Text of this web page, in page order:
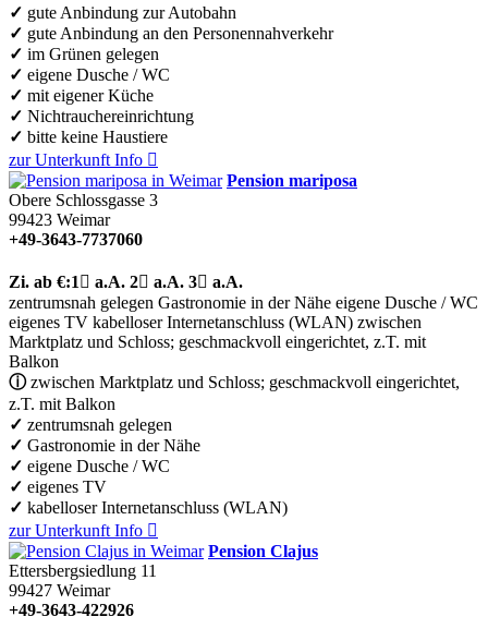
✓ gute Anbindung zur Autobahn
✓ gute Anbindung an den Personennahverkehr
✓ im Grünen gelegen
✓ eigene Dusche / WC
✓ mit eigener Küche
✓ Nichtrauchereinrichtung
✓ bitte keine Haustiere
zur Unterkunft Info 
Pension mariposa
Obere Schlossgasse 3
99423 Weimar
+49-3643-7737060
Zi. ab €:1  a.A. 2 a.A. 3 a.A.
zentrumsnah gelegen Gastronomie in der Nähe eigene Dusche / WC
eigenes TV kabelloser Internetanschluss (WLAN) zwischen
Marktplatz und Schloss; geschmackvoll eingerichtet, z.T. mit
Balkon
ⓘzwischen Marktplatz und Schloss; geschmackvoll eingerichtet,
z.T. mit Balkon
✓ zentrumsnah gelegen
✓ Gastronomie in der Nähe
✓ eigene Dusche / WC
✓ eigenes TV
✓ kabelloser Internetanschluss (WLAN)
zur Unterkunft Info 
Pension Clajus
Ettersbergsiedlung 11
99427 Weimar
+49-3643-422926